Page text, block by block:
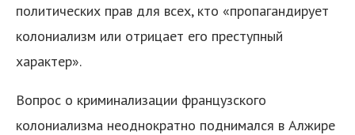
политических прав для всех, кто «пропагандирует
колониализм или отрицает его преступный
характер».
Вопрос о криминализации французского
колониализма неоднократно поднимался в Алжире